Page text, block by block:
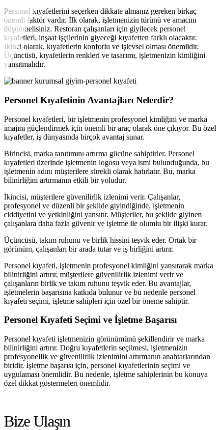
Personel kıyafetlerini seçerken dikkate almanız gereken birkaç
önemli faktör vardır. İlk olarak, işletmenizin türünü ve amacını
düşünmelisiniz. Restoran çalışanları için giyilecek personel
kıyafetleri, inşaat işçilerinin giyeceği kıyafetten farklı olacaktır.
İkinci olarak, kıyafetlerin konforlu ve işlevsel olması önemlidir.
Üçüncüsü, kıyafetlerin renkleri ve tasarımı, işletmenizin kimliğini
yansıtmalıdır.
Personel Kıyafetinin Avantajları Nelerdir?
Personel kıyafetleri, bir işletmenin profesyonel kimliğini ve marka
imajını güçlendirmek için önemli bir araç olarak öne çıkıyor. Bu özel
kıyafetler, iş dünyasında birçok avantaj sunar.
Birincisi, marka tanıtımını artırma gücüne sahiptirler. Personel
kıyafetleri üzerinde işletmenin logosu veya ismi bulunduğunda, bu
işletmenin adını müşterilere sürekli olarak hatırlatır. Bu, marka
bilinirliğini artırmanın etkili bir yoludur.
İkincisi, müşterilere güvenilirlik izlenimi verir. Çalışanlar,
profesyonel ve düzenli bir şekilde giyindiğinde, işletmenin
ciddiyetini ve yetkinliğini yansıtır. Müşteriler, bu şekilde giyinen
çalışanlara daha fazla güvenir ve işletme ile olumlu bir ilişki kurar.
Üçüncüsü, takım ruhunu ve birlik hissini teşvik eder. Ortak bir
görünüm, çalışanları bir arada tutar ve iş birliğini artırır.
Personel kıyafeti, işletmenin profesyonel kimliğini yansıtarak marka
bilinirliğini artırır, müşterilere güvenilirlik izlenimi verir ve
çalışanların birlik ve takım ruhunu teşvik eder. Bu avantajlar,
işletmelerin başarısına katkıda bulunur ve bu nedenle personel
kıyafeti seçimi, işletme sahipleri için özel bir öneme sahiptir.
Personel Kıyafeti Seçimi ve İşletme Başarısı
Personel kıyafeti işletmenizin görünümünü şekillendirir ve marka
bilinirliğini artırır. Doğru kıyafetlerin seçilmesi, işletmenizin
profesyonellik ve güvenilirlik izlenimini artırmanın anahtarlarından
biridir. İşletme başarısı için, personel kıyafetlerinin seçimi ve
uygulaması önemlidir. Bu nedenle, işletme sahiplerinin bu konuya
özel dikkat göstermeleri önemlidir.
Bize Ulaşın